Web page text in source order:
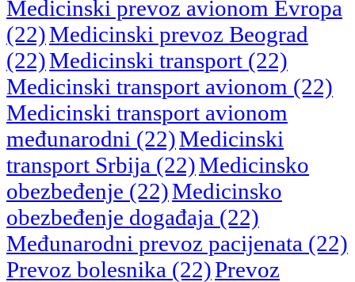
Medicinski prevoz avionom Evropa
(22)Medicinski prevoz Beograd
(22)Medicinski transport (22)
Medicinski transport avionom (22)
Medicinski transport avionom
međunarodni (22)Medicinski
transport Srbija (22)Medicinsko
obezbeđenje (22)Medicinsko
obezbeđenje događaja (22)
Međunarodni prevoz pacijenata (22)
Prevoz bolesnika (22)Prevoz